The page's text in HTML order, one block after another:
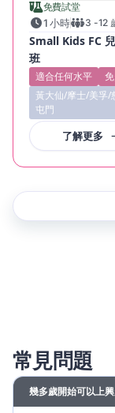
免費試堂
1 小時 3 -12
Small Kids FC
班
適合任何水平
黃大仙/摩士/美孚/
屯門
了解更多
常見問題
幾多歲開始可以上